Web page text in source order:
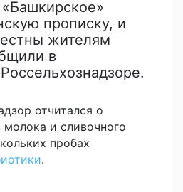
прописку, и
жителям
в
отчитался о
молока и сливочного
пробах
.